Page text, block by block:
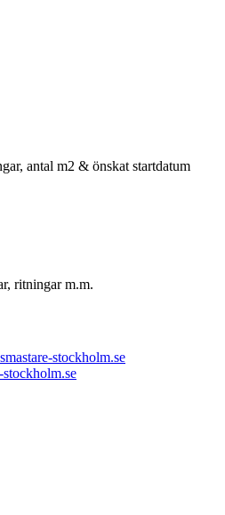
antal m2 & önskat startdatum
ritningar m.m.
stockholm.se